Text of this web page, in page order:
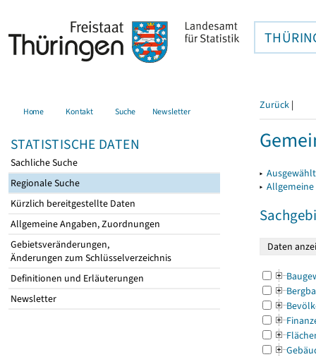
Home Kontakt Suche Newsletter
STATISTISCHE DATEN
Sachliche Suche
Regionale Suche
Kürzlich bereitgestellte Daten
Allgemeine Angaben, Zuordnungen
Gebietsveränderungen,
Änderungen zum Schlüsselverzeichnis
Definitionen und Erläuterungen
Newsletter
Zurück |
▸
▸